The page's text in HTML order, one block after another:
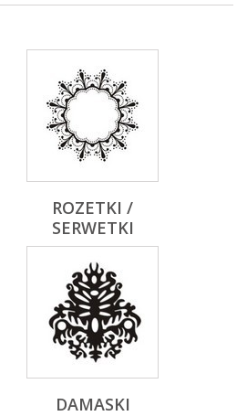
ROZETKI /
SERWETKI
DAMASKI